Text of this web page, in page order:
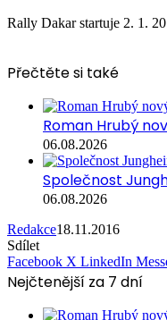
Rally Dakar startuje 2. 1.
Přečtěte si také
Roman Hrubý
06.08.2026
Společnost
06.08.2026
Redakce18.11.2016
Sdílet
Facebook X LinkedIn
Nejčtenější za 7 dní